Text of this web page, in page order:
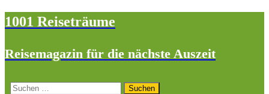
1001 Reiseträume
Reisemagazin für die nächste Auszeit
Suchen